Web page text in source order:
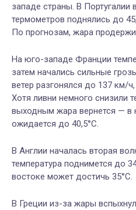
западе страны. В Португалии
термометров поднялись до
По прогнозам, жара
На юго-западе Франции
затем начались сильные
ветер разгонялся до 137 км/
Хотя ливни немного снизили
выходным жара вернется — в
ожидается до 40,5°C.
В Англии началась вторая
температура поднимется до
востоке может достичь 35°C.
В Греции из-за жары